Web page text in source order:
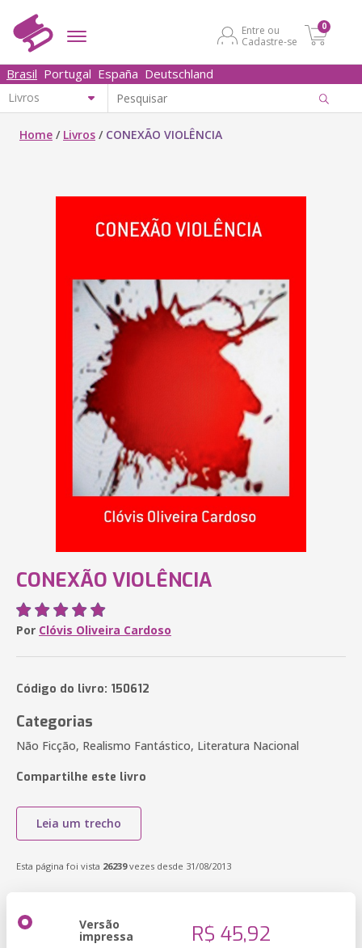
Entre ou
Cadastre-se
0
Brasil Portugal España Deutschland
Home / Livros / CONEXÃO VIOLÊNCIA
CONEXÃO VIOLÊNCIA
Por Clóvis Oliveira Cardoso
Código do livro: 150612
Categorias
Não Ficção, Realismo Fantástico, Literatura Nacional
Compartilhe este livro
Leia um trecho
Esta página foi vista 26239vezes desde 31/08/2013
Versão
impressa R$ 45,92